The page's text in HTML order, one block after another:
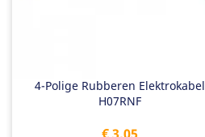
4-Polige Rubberen Elektrokabel
H07RNF
Prijs